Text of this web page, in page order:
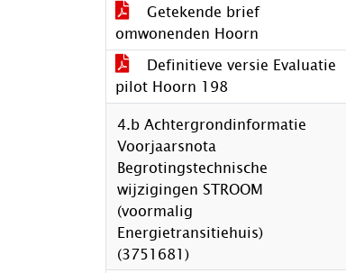
Getekende brief
omwonenden Hoorn
Definitieve versie Evaluatie
pilot Hoorn 198
4.b Achtergrondinformatie
Voorjaarsnota
Begrotingstechnische
wijzigingen STROOM
(voormalig
Energietransitiehuis)
(3751681)